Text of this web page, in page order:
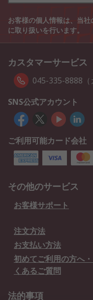
お客様の個人情報は、当社
に取り扱いを行います。
カスタマーサービス
045-335-8888（
SNS公式アカウント
ご利用可能カード会社
その他のサービス
お客様サポート
注文方法
お支払い方法
初めてご利用の方へ
くあるご質問
法的事項